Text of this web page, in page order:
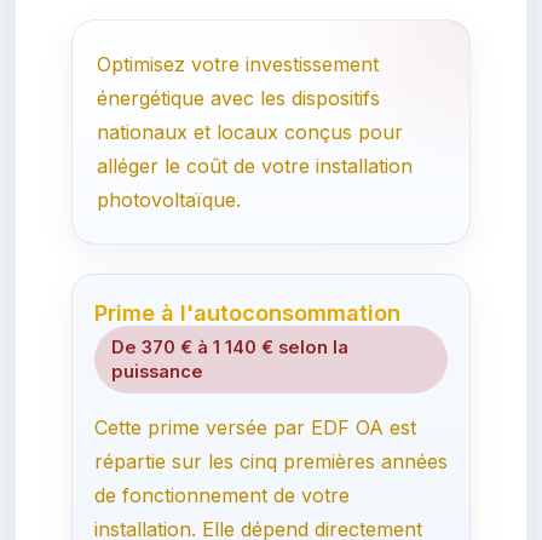
Optimisez votre investissement
énergétique avec les dispositifs
nationaux et locaux conçus pour
alléger le coût de votre installation
photovoltaïque.
Prime à l'autoconsommation
De 370 € à 1 140 € selon la
puissance
Cette prime versée par EDF OA est
répartie sur les cinq premières années
de fonctionnement de votre
installation. Elle dépend directement